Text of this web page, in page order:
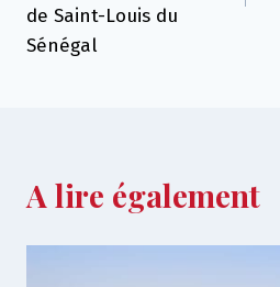
de Saint-Louis du
Sénégal
A lire également